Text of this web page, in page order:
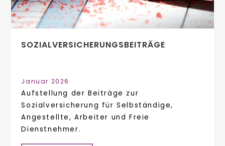
SOZIALVERSICHERUNGSBEITRÄGE
Januar 2026
Aufstellung der Beiträge zur
Sozialversicherung für Selbständige,
Angestellte, Arbeiter und Freie
Dienstnehmer.